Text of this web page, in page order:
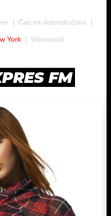
Čas na dobrodružství
York Westworld
FM